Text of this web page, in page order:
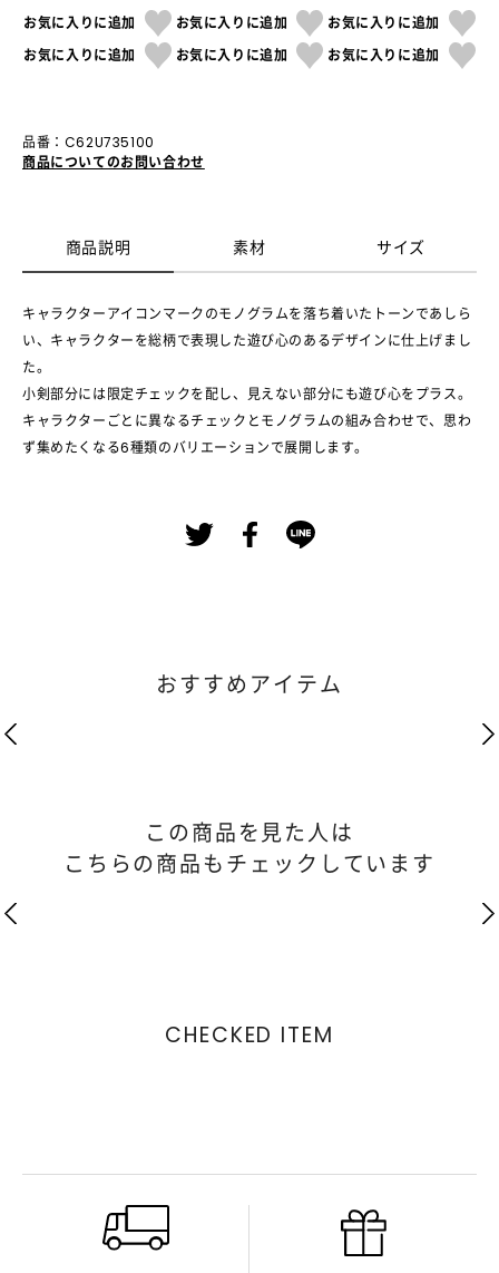
お気に入りに追加 お気に入りに追加
お気に入りに追加
お気に入りに追加
お気に入りに追加 お気に入りに追加
品番：C62U735100
商品についてのお問い合わせ
商品説明 素材 サイズ
キャラクターアイコンマークのモノグラムを落ち着いたトーンであしら
い、キャラクターを総柄で表現した遊び心のあるデザインに仕上げまし
た。
小剣部分には限定チェックを配し、見えない部分にも遊び心をプラス。
キャラクターごとに異なるチェックとモノグラムの組み合わせで、思わ
ず集めたくなる6種類のバリエーションで展開します。
おすすめアイテム
この商品を見た人は
こちらの商品もチェックしています
CHECKED ITEM